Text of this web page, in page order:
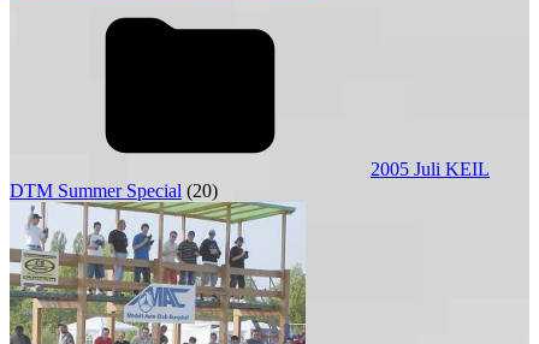
2005 Juli KEIL
DTM Summer Special (20)